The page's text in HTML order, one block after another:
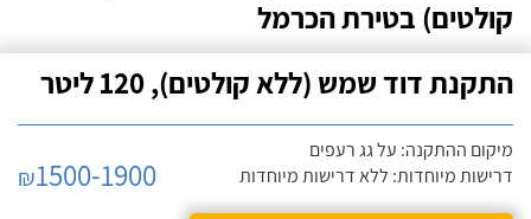
קולטים) בטירת הכרמל
התקנת דוד שמש (ללא קולטים), 120 ליטר
מיקום ההתקנה: על גג רעפים
דרישות מיוחדות: ללא דרישות מיוחדות
₪1500-1900